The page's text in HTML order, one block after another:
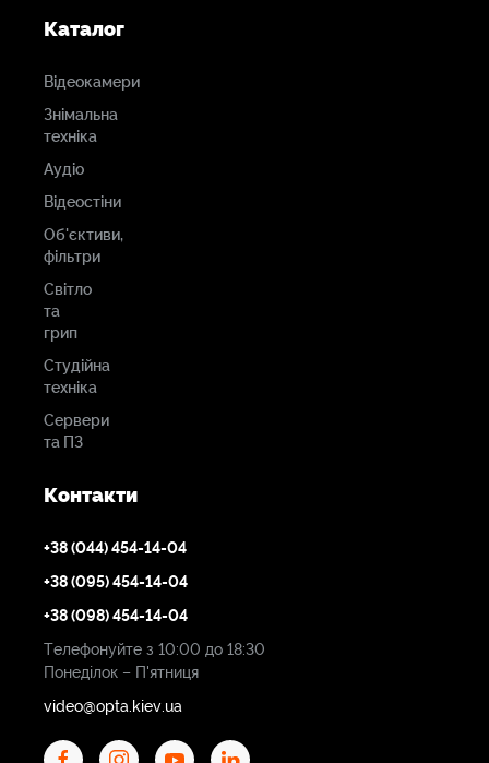
Каталог
Відеокамери
Знімальна
техніка
Аудіо
Відеостіни
Об'єктиви,
фільтри
Світло
та
грип
Студійна
техніка
Сервери
та ПЗ
Контакти
+38 (044) 454-14-04
+38 (095) 454-14-04
+38 (098) 454-14-04
Телефонуйте з 10:00 до 18:30
Понеділок – П'ятниця
video@opta.kiev.ua